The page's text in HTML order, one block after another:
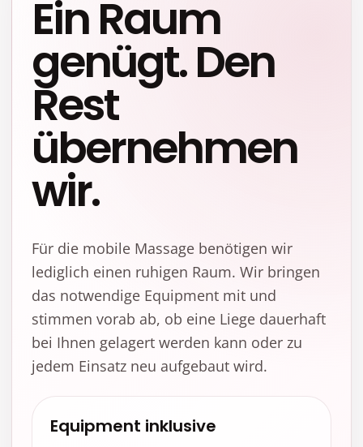
Ein Raum
genügt. Den
Rest
übernehmen
wir.
Für die mobile Massage benötigen wir
lediglich einen ruhigen Raum. Wir bringen
das notwendige Equipment mit und
stimmen vorab ab, ob eine Liege dauerhaft
bei Ihnen gelagert werden kann oder zu
jedem Einsatz neu aufgebaut wird.
Equipment inklusive